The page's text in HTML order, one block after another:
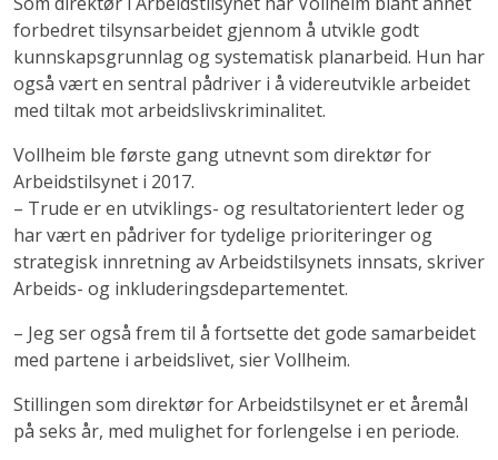
forbedret tilsynsarbeidet gjennom å utvikle godt
kunnskapsgrunnlag og systematisk planarbeid. Hun har
også vært en sentral pådriver i å videreutvikle arbeidet
med tiltak mot arbeidslivskriminalitet.
Vollheim ble første gang utnevnt som direktør for
Arbeidstilsynet i 2017.
– Trude er en utviklings- og resultatorientert leder og
har vært en pådriver for tydelige prioriteringer og
strategisk innretning av Arbeidstilsynets innsats, skriver
Arbeids- og inkluderingsdepartementet.
– Jeg ser også frem til å fortsette det gode samarbeidet
med partene i arbeidslivet, sier Vollheim.
Stillingen som direktør for Arbeidstilsynet er et åremål
på seks år, med mulighet for forlengelse i en periode.